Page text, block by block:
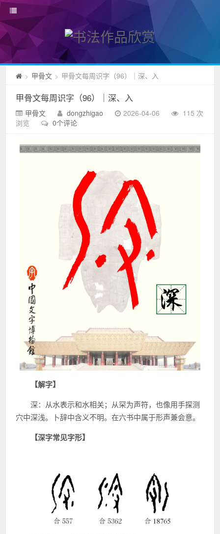
> 甲骨文 > 甲骨文每周识字（96）｜深、入
甲骨文每周识字（96）｜深、入
甲骨文 dongzhigao 2026-04-06
115 次
浏览
0个评论
【解字】
深：从水表示和水相关；从罙为声符，也像用手探测
穴中深浅。卜辞中含义不明。在六书中属于形声兼会意。
【深字常见字形】